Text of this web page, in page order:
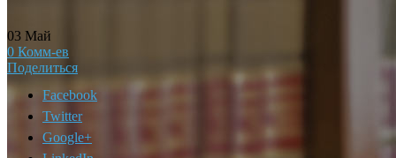
03 Май
0 Комм-ев
Поделиться
Facebook
Twitter
Google+